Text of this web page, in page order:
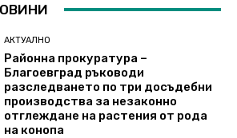
АКТУАЛНО
Районна прокуратура –
Благоевград ръководи
разследването по три досъдебни
производства за незаконно
отглеждане на растения от рода
на конопа